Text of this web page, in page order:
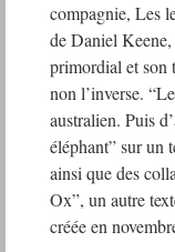
compagnie, Les
de Daniel
primordial et son
non l’inverse.
australien. Puis
éléphant” sur un
ainsi que des
Ox”, un autre
créée en